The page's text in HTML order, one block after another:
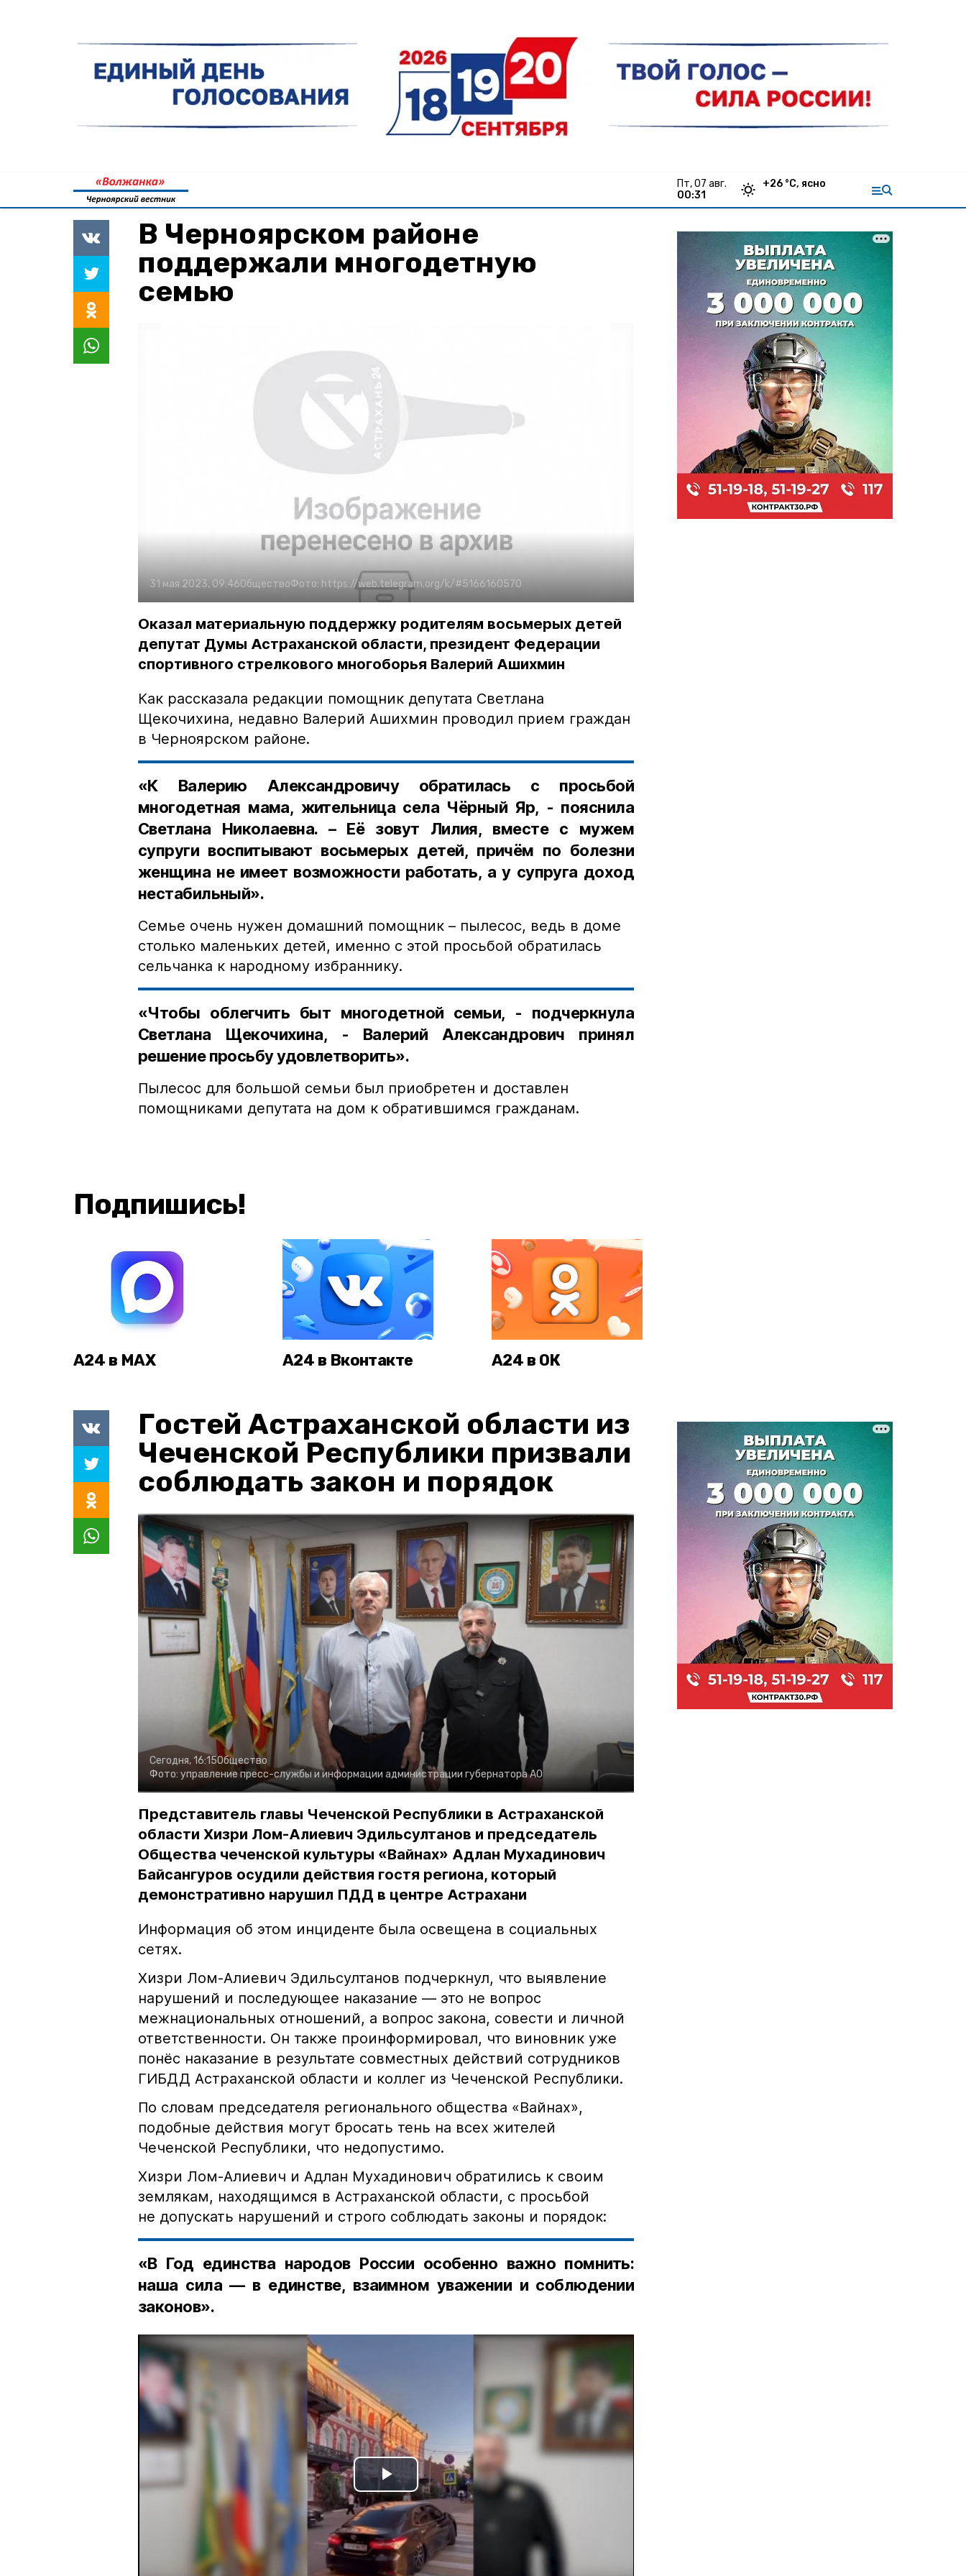
пт, 07 авг.
00:31
+26 °С, ясно
В Черноярском районе
поддержали многодетную
семью
31 мая 2023, 09:46ОбществоФото: https://web.telegram.org/k/#5166160570
Оказал материальную поддержку родителям восьмерых детей
депутат Думы Астраханской области, президент Федерации
спортивного стрелкового многоборья Валерий Ашихмин
Как рассказала редакции помощник депутата Светлана
Щекочихина, недавно Валерий Ашихмин проводил прием граждан
в Черноярском районе.
«К Валерию Александровичу обратилась с просьбой
многодетная мама, жительница села Чёрный Яр, - пояснила
Светлана Николаевна. – Её зовут Лилия, вместе с мужем
супруги воспитывают восьмерых детей, причём по болезни
женщина не имеет возможности работать, а у супруга доход
нестабильный».
Семье очень нужен домашний помощник – пылесос, ведь в доме
столько маленьких детей, именно с этой просьбой обратилась
сельчанка к народному избраннику.
«Чтобы облегчить быт многодетной семьи, - подчеркнула
Светлана Щекочихина, - Валерий Александрович принял
решение просьбу удовлетворить».
Пылесос для большой семьи был приобретен и доставлен
помощниками депутата на дом к обратившимся гражданам.
Подпишись!
А24 в MAX А24 в Вконтакте А24 в ОК
Гостей Астраханской области из
Чеченской Республики призвали
соблюдать закон и порядок
Сегодня, 16:15Общество
Фото: управление пресс-службы и информации администрации губернатора АО
Представитель главы Чеченской Республики в Астраханской
области Хизри Лом-Алиевич Эдильсултанов и председатель
Общества чеченской культуры «Вайнах» Адлан Мухадинович
Байсангуров осудили действия гостя региона, который
демонстративно нарушил ПДД в центре Астрахани
Информация об этом инциденте была освещена в социальных
сетях.
Хизри Лом-Алиевич Эдильсултанов подчеркнул, что выявление
нарушений и последующее наказание — это не вопрос
межнациональных отношений, а вопрос закона, совести и личной
ответственности. Он также проинформировал, что виновник уже
понёс наказание в результате совместных действий сотрудников
ГИБДД Астраханской области и коллег из Чеченской Республики.
По словам председателя регионального общества «Вайнах»,
подобные действия могут бросать тень на всех жителей
Чеченской Республики, что недопустимо.
Хизри Лом-Алиевич и Адлан Мухадинович обратились к своим
землякам, находящимся в Астраханской области, с просьбой
не допускать нарушений и строго соблюдать законы и порядок:
«В Год единства народов России особенно важно помнить:
наша сила — в единстве, взаимном уважении и соблюдении
законов».
Play
Video